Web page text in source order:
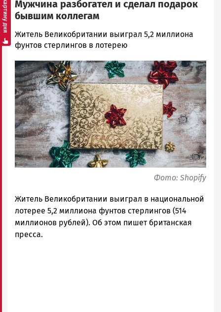
Мужчина разбогател и сделал подарок
бывшим коллегам
Юрий
Каулио
Петрозаводска
и
Карелии
|
Петрозаводск
ГОВОРИТ
Житель Великобритании выиграл 5,2 миллиона
фунтов стерлингов в лотерею
Image
Фото: Shopify
Житель Великобритании выиграл в национальной
лотерее 5,2 миллиона фунтов стерлингов (514
миллионов рублей). Об этом пишет британская
пресса.